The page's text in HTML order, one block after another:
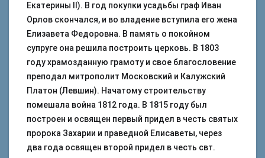
Екатерины II). В год покупки усадьбы граф Иван
Орлов скончался, и во владение вступила его жена
Елизавета Федоровна. В память о покойном
супруге она решила построить церковь. В 1803
году храмозданную грамоту и свое благословение
преподал митрополит Московский и Калужский
Платон (Левшин). Начатому строительству
помешала война 1812 года. В 1815 году был
построен и освящен первый придел в честь святых
пророка Захарии и праведной Елисаветы, через
два года освящен второй придел в честь свт.